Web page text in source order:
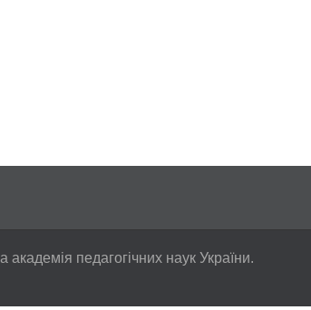
академія педагогічних наук України.